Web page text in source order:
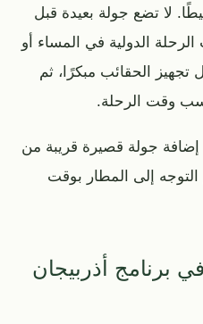
لا تضع جولة بعيدة قبل
الدولية في المساء أو
الحقائب مبكرًا، ثم
وقت الرحلة.
إضافة جولة قصيرة قريبة من
التوجه إلى المطار بوقت
برنامج أذربيجان